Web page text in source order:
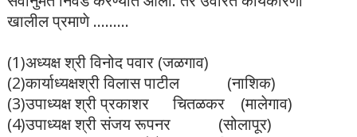
खालील प्रमाणे .........
(1)अध्यक्ष श्री विनोद पवार (जळगाव)
(2)कार्याध्यक्षश्री विलास पाटील (नाशिक)
(3)उपाध्यक्ष श्री प्रकाशर चितळकर (मालेगाव)
(4)उपाध्यक्ष श्री संजय रूपनर (सोलापूर)